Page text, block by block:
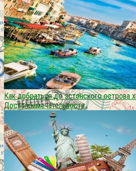
Как добраться до эстонского острова
Достопримечательности